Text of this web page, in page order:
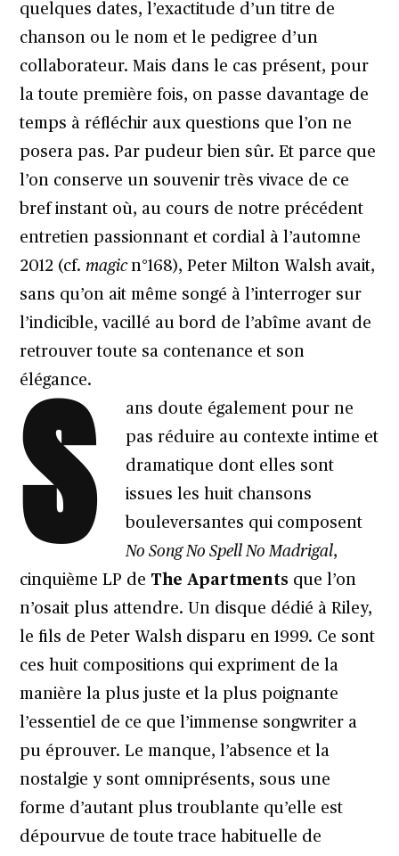
quelques dates, l’exactitude d’un titre de
chanson ou le nom et le pedigree d’un
collaborateur. Mais dans le cas présent, pour
la toute première fois, on passe davantage de
temps à réfléchir aux questions que l’on ne
posera pas. Par pudeur bien sûr. Et parce que
l’on conserve un souvenir très vivace de ce
bref instant où, au cours de notre précédent
entretien passionnant et cordial à l’automne
2012 (cf.magicn°168), Peter Milton Walsh avait,
sans qu’on ait même songé à l’interroger sur
l’indicible, vacillé au bord de l’abîme avant de
retrouver toute sa contenance et son
élégance.
S
ans doute également pour ne
pas réduire au contexte intime et
dramatique dont elles sont
issues les huit chansons
bouleversantes qui composent
No Song No Spell No Madrigal,
cinquième LP de The Apartments que l’on
n’osait plus attendre. Un disque dédié à Riley,
le fils de Peter Walsh disparu en 1999. Ce sont
ces huit compositions qui expriment de la
manière la plus juste et la plus poignante
l’essentiel de ce que l’immense songwriter a
pu éprouver. Le manque, l’absence et la
nostalgie y sont omniprésents, sous une
forme d’autant plus troublante qu’elle est
dépourvue de toute trace habituelle de